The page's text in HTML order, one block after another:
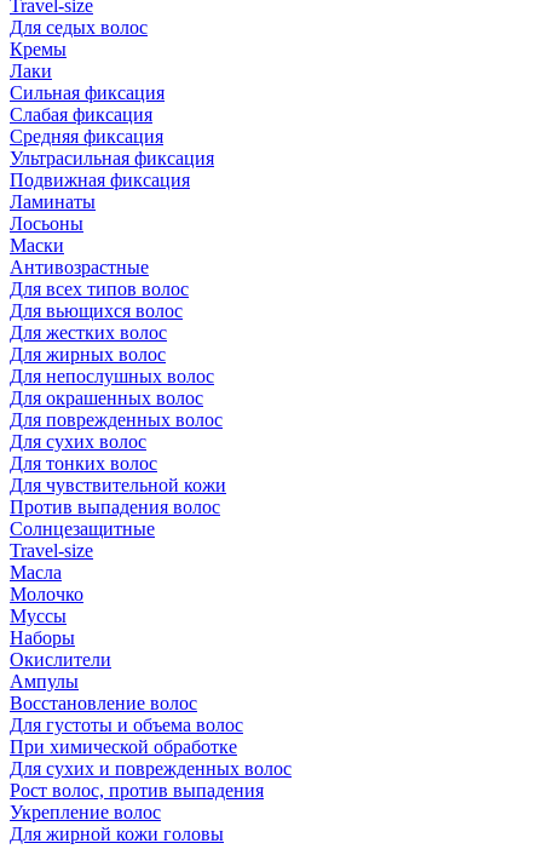
Travel-size
Для седых волос
Кремы
Лаки
Сильная фиксация
Слабая фиксация
Средняя фиксация
Ультрасильная фиксация
Подвижная фиксация
Ламинаты
Лосьоны
Маски
Антивозрастные
Для всех типов волос
Для вьющихся волос
Для жестких волос
Для жирных волос
Для непослушных волос
Для окрашенных волос
Для поврежденных волос
Для сухих волос
Для тонких волос
Для чувствительной кожи
Против выпадения волос
Солнцезащитные
Travel-size
Масла
Молочко
Муссы
Наборы
Окислители
Ампулы
Восстановление волос
Для густоты и объема волос
При химической обработке
Для сухих и поврежденных волос
Рост волос, против выпадения
Укрепление волос
Для жирной кожи головы